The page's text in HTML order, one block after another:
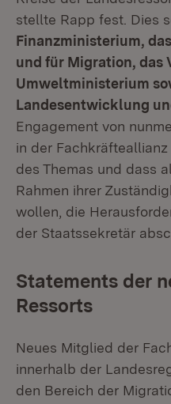
stellte Rapp fest. Dies
Finanzministerium,
und für Migration, das
Umweltministerium
Landesentwicklung
Engagement von
in der
des Themas und dass
Rahmen ihrer
wollen, die
der Staatssekretär
Statements der
Ressorts
Neues Mitglied der
innerhalb der
den Bereich der